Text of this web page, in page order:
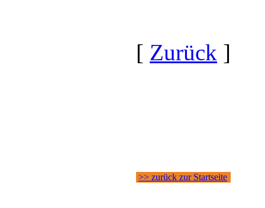
[ Zurück ]
>> zurück zur Startseite